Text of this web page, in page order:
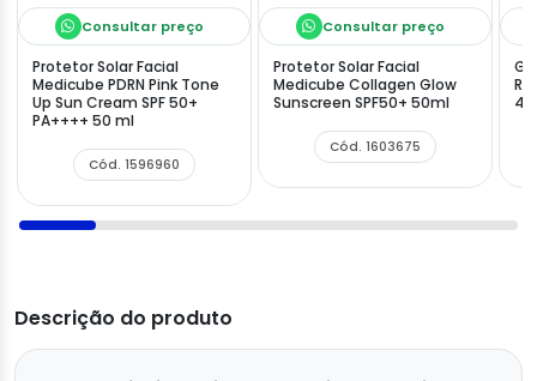
Consultar preço
Protetor Solar Facial
Medicube PDRN Pink Tone
Up Sun Cream SPF 50+
PA++++ 50 ml
Cód. 1596960
Consultar preço
Protetor Solar Facial
Medicube Collagen Glow
Sunscreen SPF50+ 50ml
Cód. 1603675
Descrição do produto